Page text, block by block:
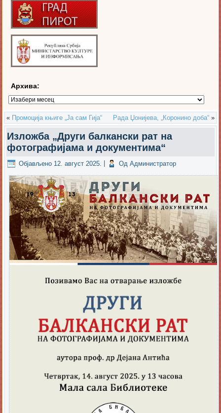
Архива:
Архива:
« Промоција књиге „Ја сам Гија“ Рада Џонијева, „Коронино доба“»
Изложба „Други балкански рат на
фотографијама и документима“
Објављено 12. август 2025. Од Администратор